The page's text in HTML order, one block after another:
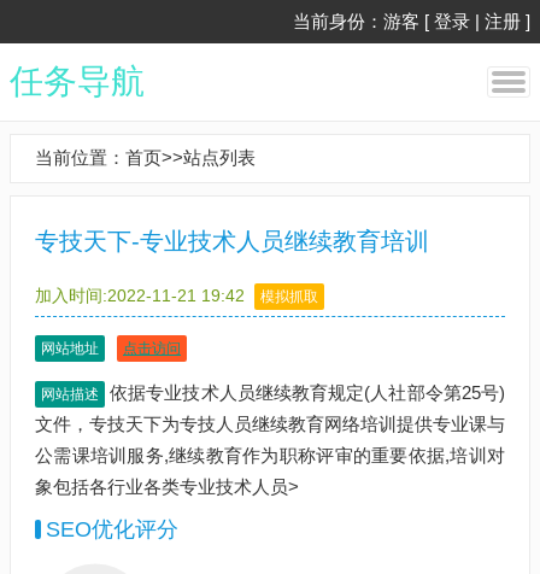
当前身份：游客 [ 登录 | 注册 ]
任务导航
当前位置： 首页>>站点列表
专技天下-专业技术人员继续教育培训
加入时间:2022-11-21 19:42 模拟抓取
网站地址 点击访问
网站描述
依据专业技术人员继续教育规定(人社部令第25号)
文件，专技天下为专技人员继续教育网络培训提供专业课与
公需课培训服务,继续教育作为职称评审的重要依据,培训对
象包括各行业各类专业技术人员>
SEO优化评分